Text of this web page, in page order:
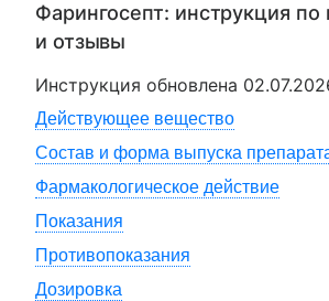
Фарингосепт: инструкция
и отзывы
Инструкция обновлена
Действующее вещество
Состав и форма выпуска
Фармакологическое действие
Показания
Противопоказания
Дозировка